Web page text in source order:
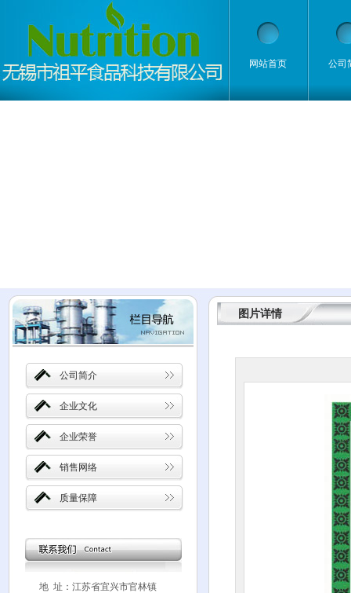
网站首页 公司
公司简介
企业文化
企业荣誉
销售网络
质量保障
地 址：江苏省宜兴市官林镇
图片详情